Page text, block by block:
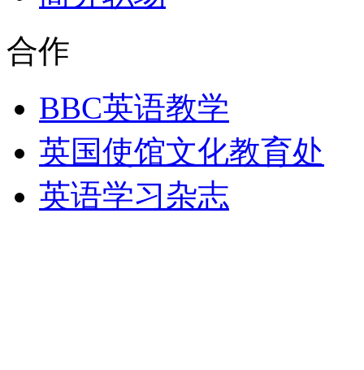
合作
BBC英语教学
英国使馆文化教育处
英语学习杂志